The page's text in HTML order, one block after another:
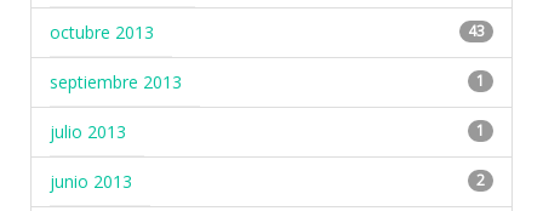
octubre 2013 43
septiembre 2013 1
julio 2013 1
junio 2013 2